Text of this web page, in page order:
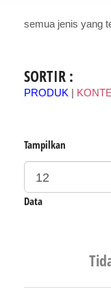
semua jenis yang
SORTIR :
PRODUK
Tampilkan
Data